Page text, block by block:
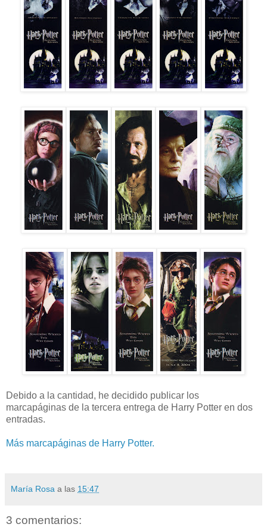
Debido a la cantidad, he decidido publicar los
marcapáginas de la tercera entrega de Harry Potter en dos
entradas.
Más marcapáginas de Harry Potter.
María Rosa a las 15:47
3 comentarios: